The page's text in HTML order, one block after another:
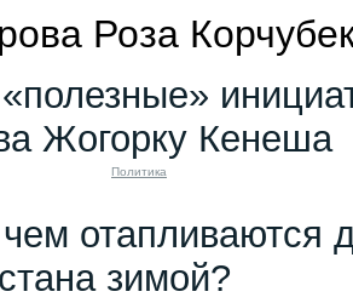
Роза
Жогорку Кенеша
Политика
отапливаются
зимой?